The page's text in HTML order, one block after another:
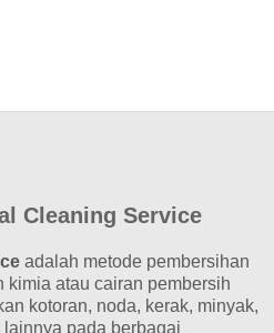
Cleaning Service
adalah metode pembersihan
kimia atau cairan pembersih
kotoran, noda, kerak, minyak,
pada berbagai